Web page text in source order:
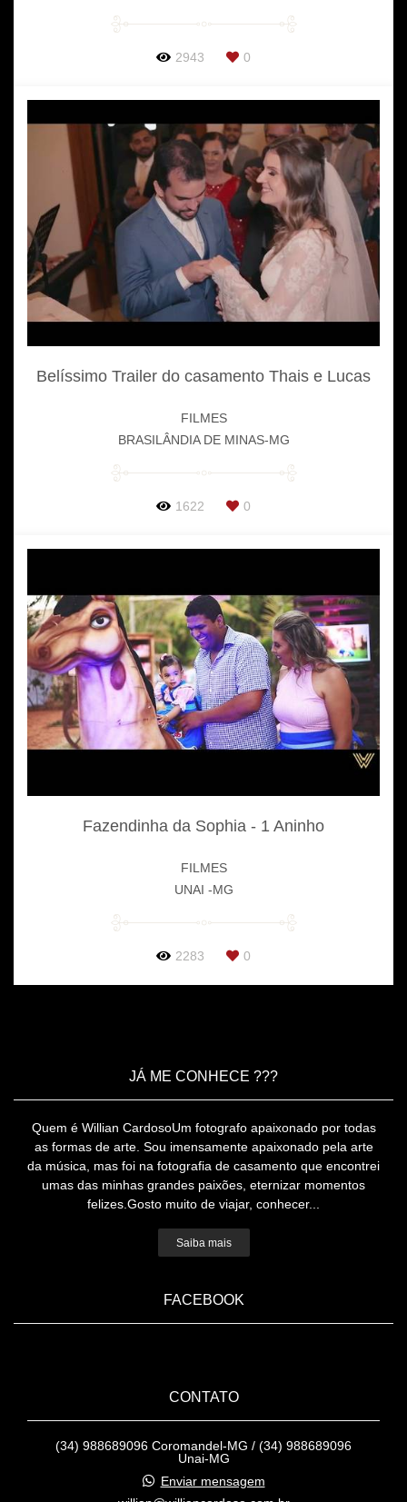
2943 0
Belíssimo Trailer do casamento Thais e Lucas
FILMES
BRASILÂNDIA DE MINAS-MG
1622 0
Fazendinha da Sophia - 1 Aninho
FILMES
UNAI -MG
2283 0
JÁ ME CONHECE ???
Quem é Willian CardosoUm fotografo apaixonado por todas
as formas de arte. Sou imensamente apaixonado pela arte
da música, mas foi na fotografia de casamento que encontrei
umas das minhas grandes paixões, eternizar momentos
felizes.Gosto muito de viajar, conhecer...
Saiba mais
FACEBOOK
CONTATO
(34) 988689096 Coromandel-MG / (34) 988689096
Unai-MG
Enviar mensagem